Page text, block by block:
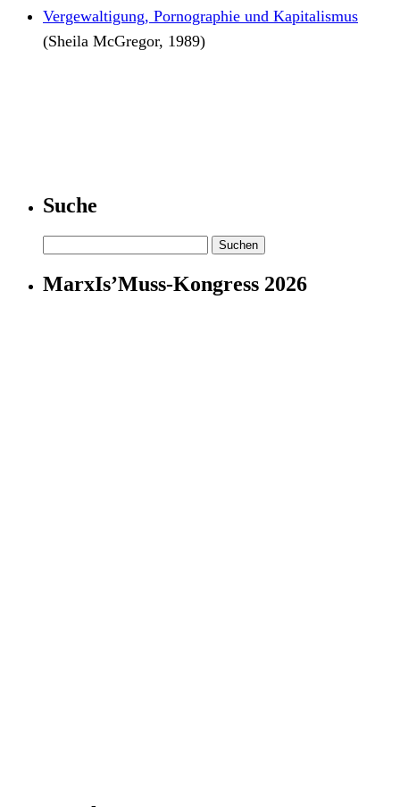
Vergewaltigung, Pornographie und Kapitalismus
(Sheila McGregor, 1989)
Suche
nach:
MarxIs’Muss-Kongress 2026